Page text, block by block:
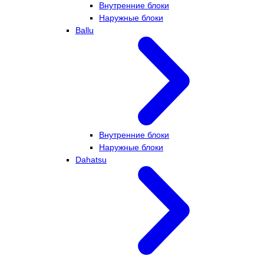
Внутренние блоки
Наружные блоки
Ballu
Внутренние блоки
Наружные блоки
Dahatsu